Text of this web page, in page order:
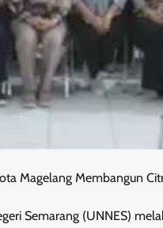
Magelang Membangun
Semarang (UNNES)